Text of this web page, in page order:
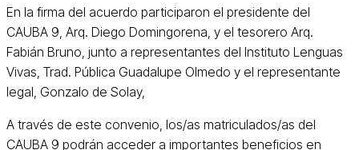
En la firma del acuerdo participaron el presidente del
CAUBA 9, Arq. Diego Domingorena, y el tesorero Arq.
Fabián Bruno, junto a representantes del Instituto Lenguas
Vivas, Trad. Pública Guadalupe Olmedo y el representante
legal, Gonzalo de Solay,
A través de este convenio, los/as matriculados/as del
CAUBA 9 podrán acceder a importantes beneficios en